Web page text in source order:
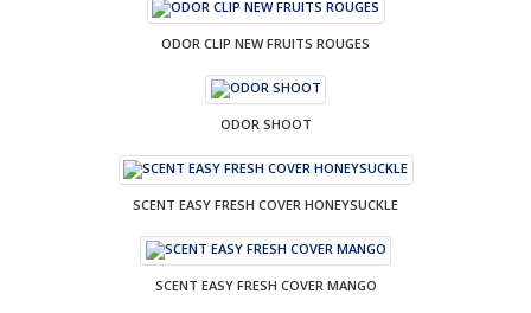
ODOR CLIP NEW FRUITS ROUGES
ODOR SHOOT
SCENT EASY FRESH COVER HONEYSUCKLE
SCENT EASY FRESH COVER MANGO